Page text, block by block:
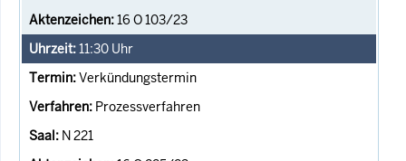
16 O 103/23
11:30 Uhr
Verkündungstermin
Prozessverfahren
N 221